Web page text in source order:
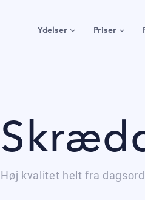
Ydelser Priser
Høj kvalitet helt fra